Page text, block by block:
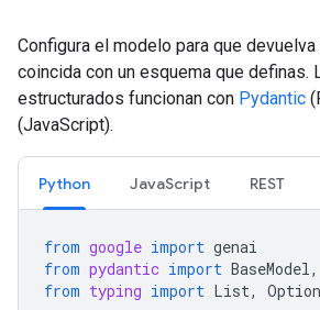
Configura el modelo para que
coincida con un esquema que definas.
estructurados funcionan con Pydantic
(JavaScript).
Python JavaScript REST
from google import genai
from pydantic import BaseModel,
from typing import List,